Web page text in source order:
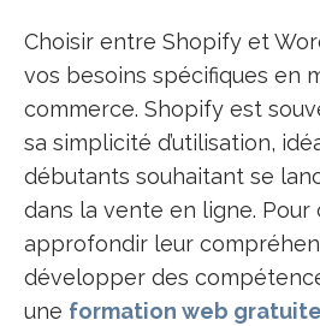
Choisir entre Shopify et
vos besoins spécifiques en
commerce. Shopify est
sa simplicité d’utilisation,
débutants souhaitant se
dans la vente en ligne. Pour
approfondir leur
développer des
une formation web gratuite